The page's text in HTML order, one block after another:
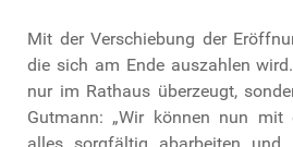
Mit der Verschiebung der
die sich am Ende auszahlen
nur im Rathaus überzeugt,
Gutmann: „Wir können nun mit